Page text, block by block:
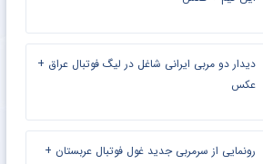
دیدار دو مربی ایرانی شاغل در لیگ فوتبال عراق +
عکس
رونمایی از سرمربی جدید غول فوتبال عربستان +